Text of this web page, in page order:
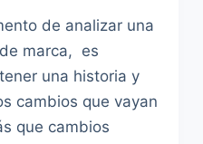
de analizar una
marca, es
una historia y
cambios que vayan
que cambios